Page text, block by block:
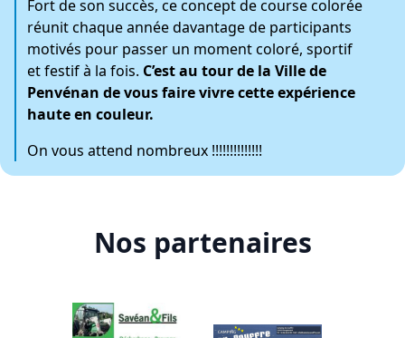
Fort de son succès, ce concept de course colorée
réunit chaque année davantage de participants
motivés pour passer un moment coloré, sportif
et festif à la fois. C’est au tour de la Ville de
Penvénan de vous faire vivre cette expérience
haute en couleur.
On vous attend nombreux !!!!!!!!!!!!!!
Nos partenaires